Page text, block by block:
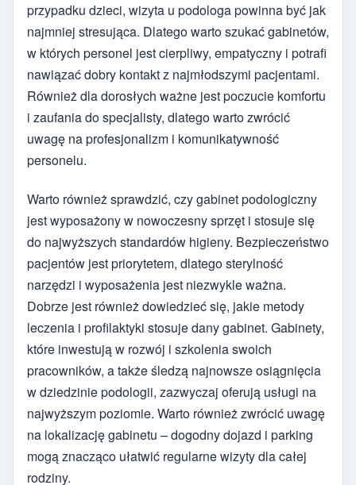
przypadku dzieci, wizyta u podologa powinna być jak
najmniej stresująca. Dlatego warto szukać gabinetów,
w których personel jest cierpliwy, empatyczny i potrafi
nawiązać dobry kontakt z najmłodszymi pacjentami.
Również dla dorosłych ważne jest poczucie komfortu
i zaufania do specjalisty, dlatego warto zwrócić
uwagę na profesjonalizm i komunikatywność
personelu.
Warto również sprawdzić, czy gabinet podologiczny
jest wyposażony w nowoczesny sprzęt i stosuje się
do najwyższych standardów higieny. Bezpieczeństwo
pacjentów jest priorytetem, dlatego sterylność
narzędzi i wyposażenia jest niezwykle ważna.
Dobrze jest również dowiedzieć się, jakie metody
leczenia i profilaktyki stosuje dany gabinet. Gabinety,
które inwestują w rozwój i szkolenia swoich
pracowników, a także śledzą najnowsze osiągnięcia
w dziedzinie podologii, zazwyczaj oferują usługi na
najwyższym poziomie. Warto również zwrócić uwagę
na lokalizację gabinetu – dogodny dojazd i parking
mogą znacząco ułatwić regularne wizyty dla całej
rodziny.